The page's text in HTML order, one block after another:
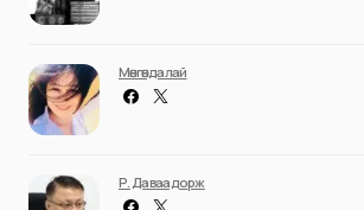
Мөнгөндалай
Р. Даваадорж